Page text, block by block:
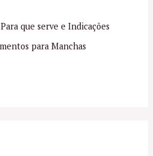
que serve e Indicações
para Manchas